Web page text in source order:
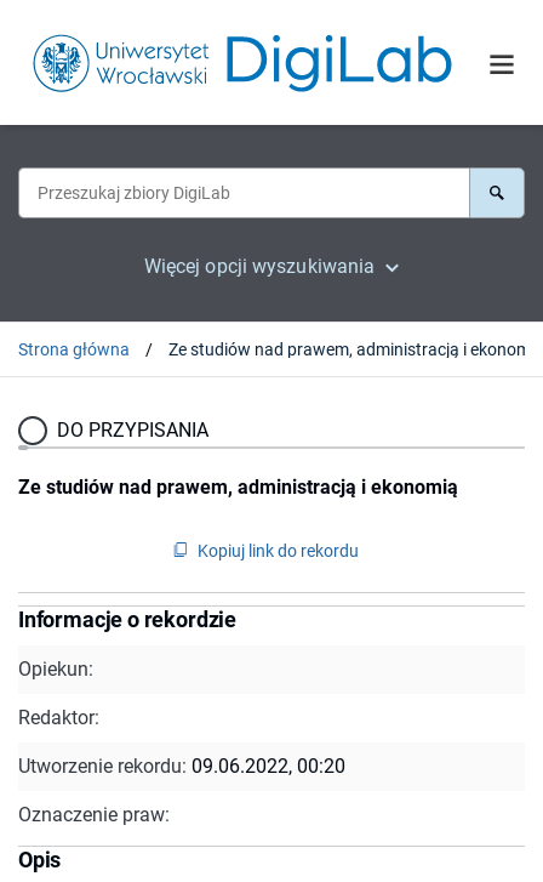
Więcej opcji wyszukiwania
Strona główna Ze studiów nad prawem, administracją i ekonomią
DO PRZYPISANIA
Ze studiów nad prawem, administracją i ekonomią
Kopiuj link do rekordu
Informacje o rekordzie
Opiekun:
Redaktor:
Utworzenie rekordu: 09.06.2022, 00:20
Oznaczenie praw:
Opis